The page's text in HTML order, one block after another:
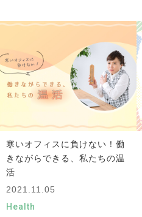
寒いオフィスに負けない！働
きながらできる、私たちの温
活
2021.11.05
Health